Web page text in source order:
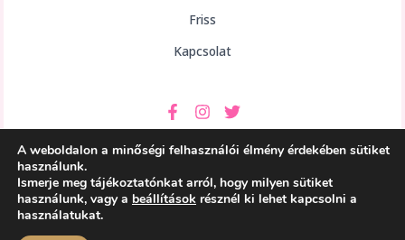
Friss
Kapcsolat
Copyright © 2026 aHely Étterem
A weboldalon a minőségi felhasználói élmény érdekében sütiket
használunk.
Ismerje meg tájékoztatónkat arról, hogy milyen sütiket
használunk, vagy a beállítások résznél ki lehet kapcsolni a
használatukat.